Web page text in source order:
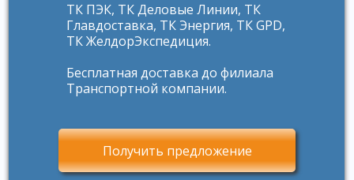
Получить предложение
ТК ПЭК, ТК Деловые Линии, ТК
Главдоставка, ТК Энергия, ТК GPD,
ТК ЖелдорЭкспедиция.
Бесплатная доставка до филиала
Транспортной компании.